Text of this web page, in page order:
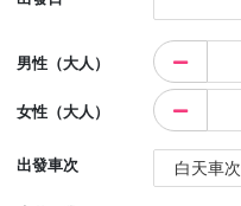
男性（大人）
女性（大人）
出發車次 白天車次